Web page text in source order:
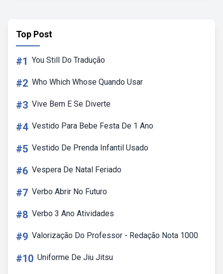
Top Post
#1 You Still Do Tradução
#2 Who Which Whose Quando Usar
#3 Vive Bem E Se Diverte
#4 Vestido Para Bebe Festa De 1 Ano
#5 Vestido De Prenda Infantil Usado
#6 Vespera De Natal Feriado
#7 Verbo Abrir No Futuro
#8 Verbo 3 Ano Atividades
#9 Valorização Do Professor - Redação Nota 1000
#10 Uniforme De Jiu Jitsu